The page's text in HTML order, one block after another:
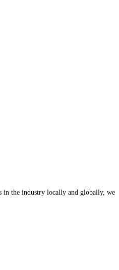
in the industry locally and globally, we